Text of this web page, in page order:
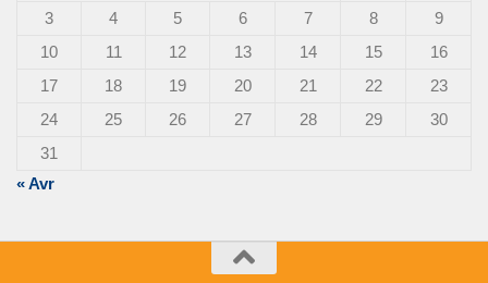
3
4 5 6 7 8
9
10
11 12 13 14 15
16
17
18 19 20 21 22
23
24
25 26 27 28 29
30
31
« Avr